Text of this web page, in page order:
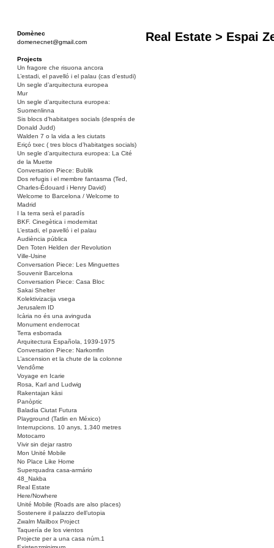
Domènec
domenecnet@gmail.com
Projects
Un fragore che risuona ancora
L’estadi, el pavelló i el palau (cas d’estudi)
Un segle d’arquitectura europea
Mur
Un segle d’arquitectura europea:
Suomenlinna
Sis blocs d’habitatges socials (després de
Donald Judd)
Walden 7 o la vida a les ciutats
Eriçó txec ( tres blocs d’habitatges socials)
Un segle d’arquitectura europea: La Cité
de la Muette
Conversation Piece: Bublik
Dos refugis i el membre fantasma (Ted,
Charles-Édouard i Henry David)
Welcome to Barcelona / Welcome to
Madrid
I la terra serà el paradís
BKF. Cinegètica i modernitat
L’estadi, el pavelló i el palau
Audiència pública
Den Toten Helden der Revolution
Ville-Usine
Conversation Piece: Les Minguettes
Souvenir Barcelona
Conversation Piece: Casa Bloc
Sakai Shelter
Kolektivizacija vsega
Jerusalem ID
Icària no és una avinguda
Monument enderrocat
Terra esborrada
Arquitectura Española, 1939-1975
Conversation Piece: Narkomfin
L’ascension et la chute de la colonne
Vendôme
Voyage en Icarie
Rosa, Karl and Ludwig
Rakentajan käsi
Panòptic
Baladia Ciutat Futura
Playground (Tatlin en México)
Interrupcions. 10 anys, 1.340 metres
Motocarro
Vivir sin dejar rastro
Mon Unité Mobile
No Place Like Home
Superquadra casa-armário
48_Nakba
Real Estate
Here/Nowhere
Unité Mobile (Roads are also places)
Sostenere il palazzo dell’utopia
Zwalm Mailbox Project
Taquería de los vientos
Projecte per a una casa núm.1
Real Estate > Espai